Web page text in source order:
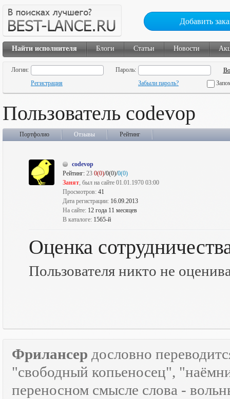
Добавить
Найти исполнителя Блоги Статьи Новости
Логин:
Пароль:
Регистрация
Забыли пароль?
Пользователь codevop
Портфолио Отзывы Рейтинг
codevop
Рейтинг: 23 0(0)/0(0)/0(0)
Занят, был на сайте 01.01.1970 03:00
Просмотров: 41
Дата регистрации: 16.09.2013
На сайте: 12 года 11 месяцев
В каталоге: 1565-й
Оценка
Пользователя никто не
Фрилансер дословно
"свободный копьеносец",
переносном смысле слова -